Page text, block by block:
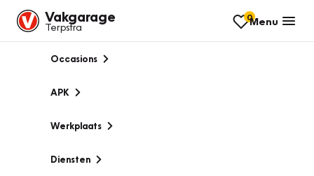
Vakgarage
Terpstra
0Menu
Occasions
APK
Werkplaats
Diensten